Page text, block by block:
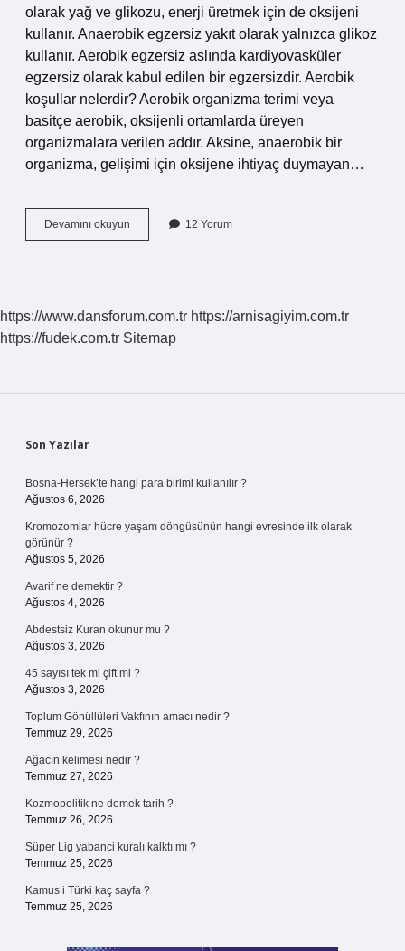
olarak yağ ve glikozu, enerji üretmek için de oksijeni
kullanır. Anaerobik egzersiz yakıt olarak yalnızca glikoz
kullanır. Aerobik egzersiz aslında kardiyovasküler
egzersiz olarak kabul edilen bir egzersizdir. Aerobik
koşullar nelerdir? Aerobik organizma terimi veya
basitçe aerobik, oksijenli ortamlarda üreyen
organizmalara verilen addır. Aksine, anaerobik bir
organizma, gelişimi için oksijene ihtiyaç duymayan…
Devamını okuyun
Nedir
12 Yorum
https://www.dansforum.com.tr https://arnisagiyim.com.tr
https://fudek.com.tr Sitemap
Sidebar
Son Yazılar
Bosna-Hersek’te hangi para birimi kullanılır ?
Ağustos 6, 2026
Kromozomlar hücre yaşam döngüsünün hangi evresinde ilk olarak
görünür ?
Ağustos 5, 2026
Avarif ne demektir ?
Ağustos 4, 2026
Abdestsiz Kuran okunur mu ?
Ağustos 3, 2026
45 sayısı tek mi çift mi ?
Ağustos 3, 2026
Toplum Gönüllüleri Vakfının amacı nedir ?
Temmuz 29, 2026
Ağacın kelimesi nedir ?
Temmuz 27, 2026
Kozmopolitik ne demek tarih ?
Temmuz 26, 2026
Süper Lig yabanci kuralı kalktı mı ?
Temmuz 25, 2026
Kamus i Türki kaç sayfa ?
Temmuz 25, 2026